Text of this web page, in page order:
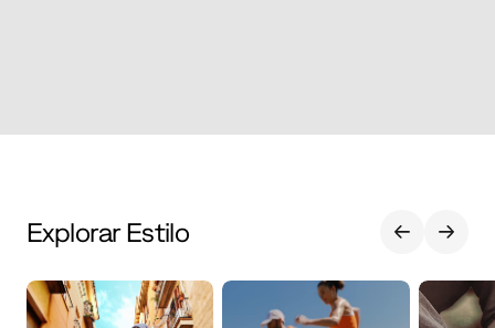
Explorar Estilo